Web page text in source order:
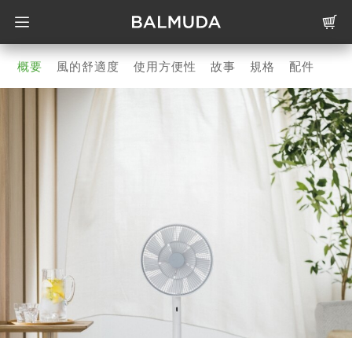
概要 風的舒適度 使用方便性 故事 規格 配件